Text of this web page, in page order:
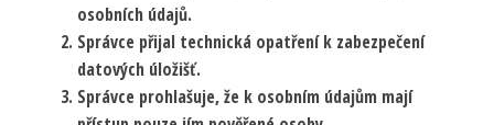
osobních údajů.
Správce přijal technická opatření k zabezpečení
datových úložišť.
Správce prohlašuje, že k osobním údajům mají